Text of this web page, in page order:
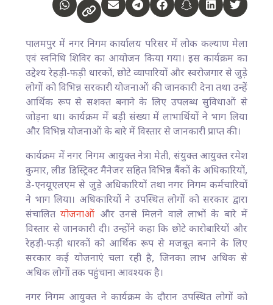
पालमपुर में नगर निगम कार्यालय परिसर में लोक कल्याण मेला
एवं स्वनिधि शिविर का आयोजन किया गया। इस कार्यक्रम का
उद्देश्य रेहड़ी-फड़ी धारकों, छोटे व्यापारियों और स्वरोजगार से जुड़े
लोगों को विभिन्न सरकारी योजनाओं की जानकारी देना तथा उन्हें
आर्थिक रूप से सशक्त बनाने के लिए उपलब्ध सुविधाओं से
जोड़ना था। कार्यक्रम में बड़ी संख्या में लाभार्थियों ने भाग लिया
और विभिन्न योजनाओं के बारे में विस्तार से जानकारी प्राप्त की।
कार्यक्रम में नगर निगम आयुक्त नेत्रा मेती, संयुक्त आयुक्त रमेश
कुमार, लीड डिस्ट्रिक्ट मैनेजर सहित विभिन्न बैंकों के अधिकारियों,
डे-एनयूएलएम से जुड़े अधिकारियों तथा नगर निगम कर्मचारियों
ने भाग लिया। अधिकारियों ने उपस्थित लोगों को सरकार द्वारा
संचालितयोजनाओं और उनसे मिलने वाले लाभों के बारे में
विस्तार से जानकारी दी। उन्होंने कहा कि छोटे कारोबारियों और
रेहड़ी-फड़ी धारकों को आर्थिक रूप से मजबूत बनाने के लिए
सरकार कई योजनाएं चला रही है, जिनका लाभ अधिक से
अधिक लोगों तक पहुंचाना आवश्यक है।
नगर निगम आयुक्त ने कार्यक्रम के दौरान उपस्थित लोगों को